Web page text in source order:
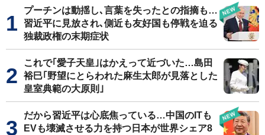
プーチンは動揺し､言葉を失ったとの指摘も…
習近平に見放され､側近も友好国も停戦を迫る
独裁政権の末期症状
これで｢愛子天皇｣はかえって近づいた…島田
裕巳｢野望にとらわれた麻生太郎が見落とした
皇室典範の大原則｣
だから習近平は心底焦っている…中国のITも
EVも壊滅させる力を持つ日本が世界シェア8